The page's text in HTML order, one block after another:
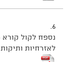
6.
לאזרחיות ותיקות